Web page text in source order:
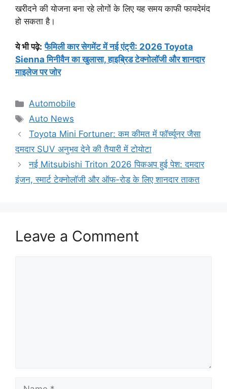
खरीदने की योजना बना रहे लोगों के लिए यह समय काफी फायदेमंद
हो सकता है।
ये भी पढ़े: फैमिली कार सेगमेंट में नई एंट्री: 2026 Toyota
Sienna मिनीवैन का खुलासा, हाइब्रिड टेक्नोलॉजी और शानदार
माइलेज पर जोर
Categories
Automobile
Tags
Auto News
Toyota Mini Fortuner: कम कीमत में फॉर्च्यूनर जैसा
दमदार SUV अनुभव देने की तैयारी में टोयोटा
नई Mitsubishi Triton 2026 पिकअप हुई पेश: दमदार
इंजन, स्मार्ट टेक्नोलॉजी और ऑफ-रोड के लिए शानदार ताकत
Leave a Comment
Name